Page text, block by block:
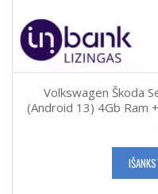
Volkswagen Škoda
(Android 13) 4Gb Ram